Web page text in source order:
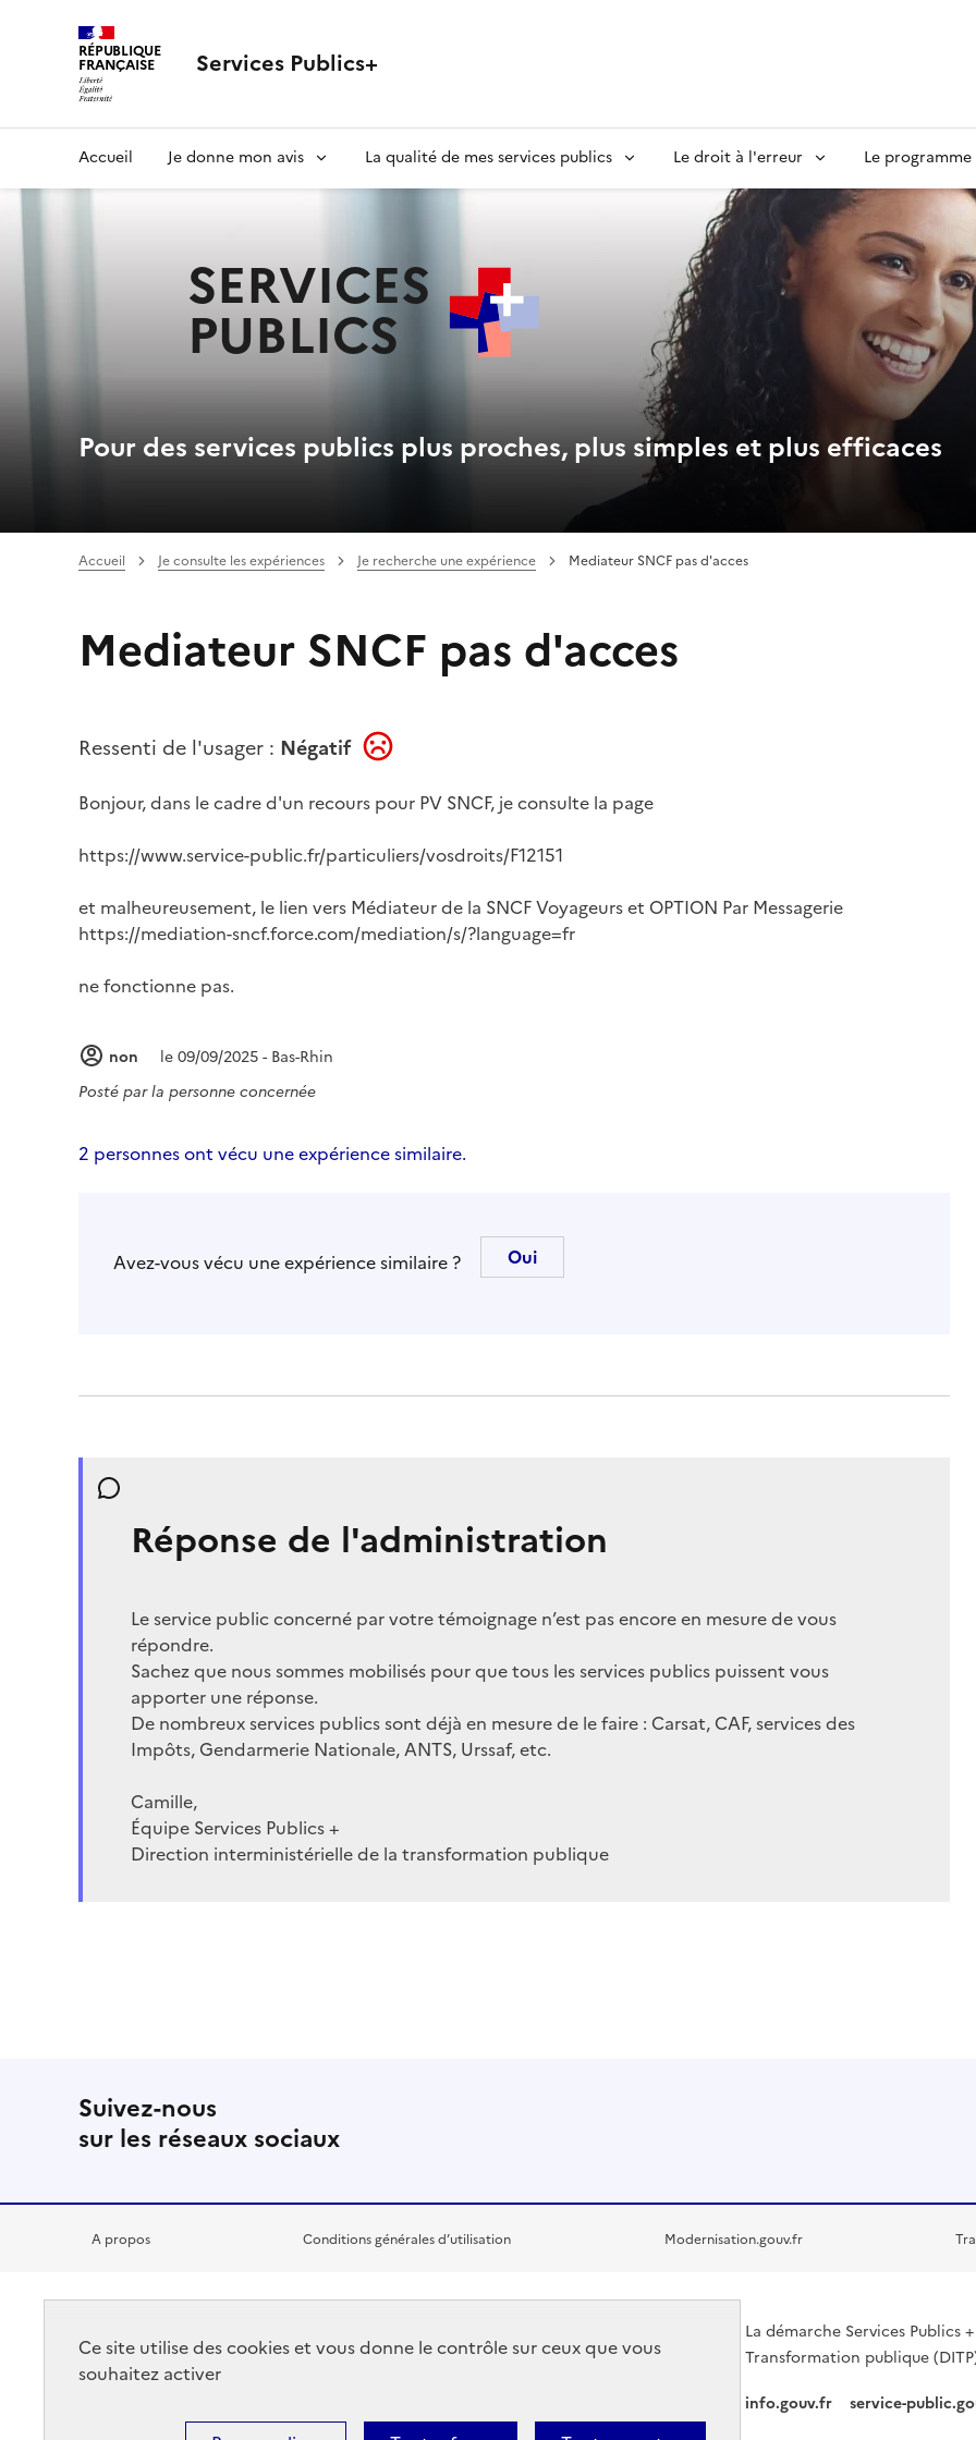
RÉPUBLIQUE
FRANÇAISE Services Publics+
principaleAccueil Je donne mon avis La qualité de mes services publics Le droit à l'erreur Le programme
SERVICES
PUBLICS
Pour des services publics plus proches, plus simples et plus efficaces
Accueil Je consulte les expériences Je recherche une expérience Mediateur SNCF pas d'acces
Mediateur SNCF pas d'acces
Ressenti de l'usager : Négatif
Bonjour, dans le cadre d'un recours pour PV SNCF, je consulte la page
https://www.service-public.fr/particuliers/vosdroits/F12151
et malheureusement, le lien vers Médiateur de la SNCF Voyageurs et OPTION Par Messagerie
https://mediation-sncf.force.com/mediation/s/?language=fr
ne fonctionne pas.
non
le 09/09/2025 - Bas-Rhin
Posté parla personne concernée
2 personnes ont vécu une expérience similaire.
Avez-vous vécu une expérience similaire ?
Réponse de l'administration
Le service public concerné par votre témoignage n’est pas encore en mesure de vous
répondre.
Sachez que nous sommes mobilisés pour que tous les services publics puissent vous
apporter une réponse.
De nombreux services publics sont déjà en mesure de le faire : Carsat, CAF, services des
Impôts, Gendarmerie Nationale, ANTS, Urssaf, etc.
Camille,
Équipe Services Publics +
Direction interministérielle de la transformation publique
Suivez-nous
sur les réseaux sociaux
A propos Conditions générales d’utilisation Modernisation.gouv.fr
RÉPUBLIQUE
FRANÇAISE
La démarche Services
Transformation publique
info.gouv.fr
service-
Ce site utilise des cookies et vous donne le contrôle sur ceux que vous
souhaitez activer